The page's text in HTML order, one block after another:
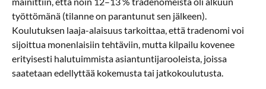
työttömänä (tilanne on parantunut sen jälkeen).
Koulutuksen laaja-alaisuus tarkoittaa, että tradenomi voi
sijoittua monenlaisiin tehtäviin, mutta kilpailu kovenee
erityisesti halutuimmista asiantuntijarooleista, joissa
saatetaan edellyttää kokemusta tai jatkokoulutusta.